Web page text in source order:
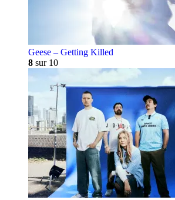
Geese – Getting Killed
8 sur 10